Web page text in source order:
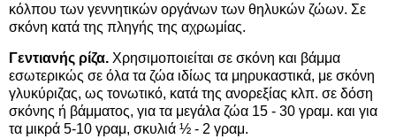
κόλπου των γεννητικών οργάνων των θηλυκών ζώων. Σε
σκόνη κατά της πληγής της αχρωμίας.
Γεντιανής ρίζα. Χρησιμοποιείται σε σκόνη και βάμμα
εσωτερικώς σε όλα τα ζώα ιδίως τα μηρυκαστικά, με σκόνη
γλυκύριζας, ως τονωτικό, κατά της ανορεξίας κλπ. σε δόση
σκόνης ή βάμματος, για τα μεγάλα ζώα 15 - 30 γραμ. και για
τα μικρά 5-10 γραμ, σκυλιά ½ - 2 γραμ.